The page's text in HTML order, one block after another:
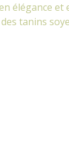
élégance et
tanins